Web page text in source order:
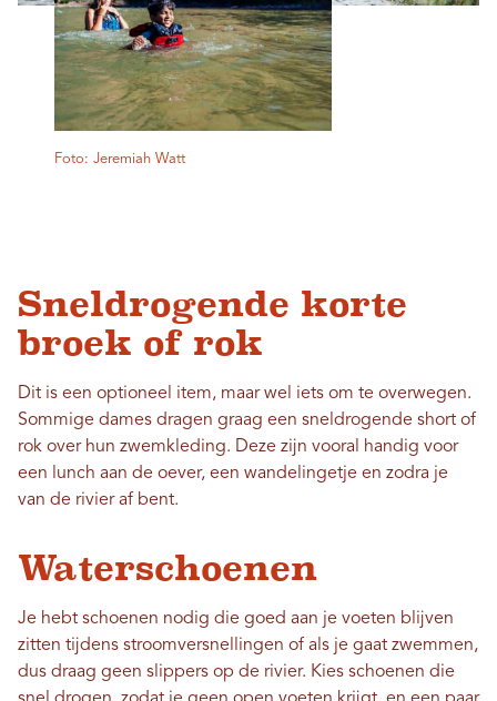
Foto: Jeremiah Watt
Sneldrogende korte
broek of rok
Dit is een optioneel item, maar wel iets om te overwegen.
Sommige dames dragen graag een sneldrogende short of
rok over hun zwemkleding. Deze zijn vooral handig voor
een lunch aan de oever, een wandelingetje en zodra je
van de rivier af bent.
Waterschoenen
Je hebt schoenen nodig die goed aan je voeten blijven
zitten tijdens stroomversnellingen of als je gaat zwemmen,
dus draag geen slippers op de rivier. Kies schoenen die